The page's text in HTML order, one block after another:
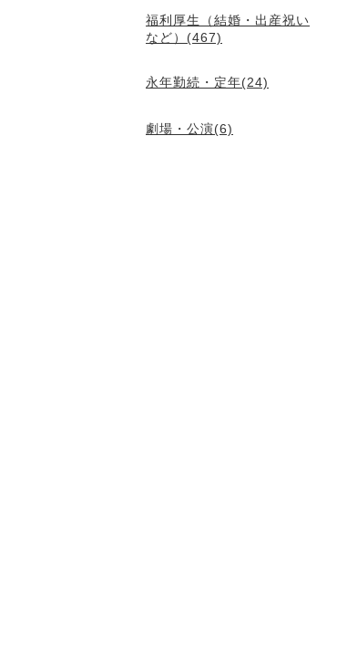
福利厚生（結婚・出産祝い
など）(467)
永年勤続・定年(24)
劇場・公演(6)